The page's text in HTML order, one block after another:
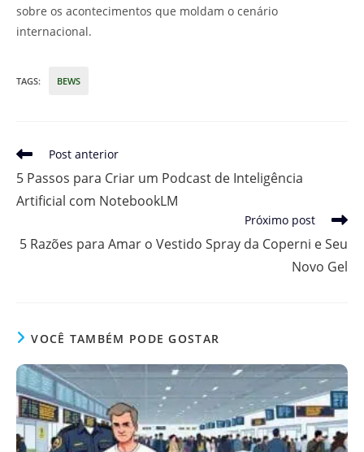
sobre os acontecimentos que moldam o cenário
internacional.
TAGS: BEWS
Leia
artigos
Post anterior
5 Passos para Criar um Podcast de Inteligência
Artificial com NotebookLM
Próximo post
5 Razões para Amar o Vestido Spray da Coperni e Seu
Novo Gel
VOCÊ TAMBÉM PODE GOSTAR